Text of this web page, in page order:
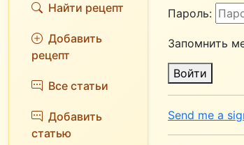
Найти рецепт
Добавить
рецепт
Все статьи
Добавить
статью
Пароль:
Запомнить
Войти
Send me a